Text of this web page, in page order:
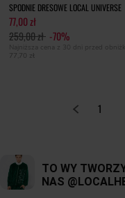
SPODNIE DRESOWE LOCAL UNIVERSE
77,00 zł
259,00 zł -70%
Najniższa cena z 30 dni przed obniżką
77,70 zł
1